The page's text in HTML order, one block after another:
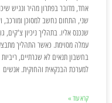
אחד, מדובר בפתרון מהיר ונגיש
שני, התחום נחשב למסוכן ומורכב,
שנכנס אליו. בתהליך ניכיון צ'קים,
עמלה מסוימת. כאשר התהליך
בחשבון תנאים לא שגרתיים,
למערכת הבנקאית והחוקית. אנשים
קרא עוד »